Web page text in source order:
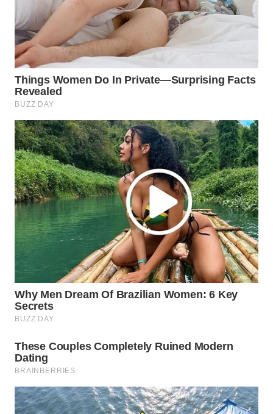
WN
KEPULAUAN
SERIBU
WN
TANGERANG
WN
BINJAI
WN
CIREBON
WN
INDRAMAYU
KUNINGAN
WN
MAJALENGKA
WN
SUBANG
WN
SUKABUMI